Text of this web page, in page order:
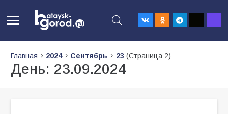
Главная 2024 Сентябрь 23 (Страница 2)
День: 23.09.2024